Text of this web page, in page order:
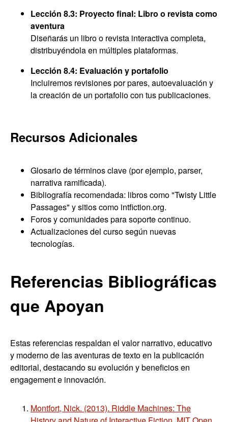
Lección 8.3: Proyecto final: Libro o revista como
aventura
Diseñarás un libro o revista interactiva completa,
distribuyéndola en múltiples plataformas.
Lección 8.4: Evaluación y portafolio
Incluiremos revisiones por pares, autoevaluación y
la creación de un portafolio con tus publicaciones.
Recursos Adicionales
Glosario de términos clave (por ejemplo, parser,
narrativa ramificada).
Bibliografía recomendada: libros como "Twisty Little
Passages" y sitios como intfiction.org.
Foros y comunidades para soporte continuo.
Actualizaciones del curso según nuevas
tecnologías.
Referencias Bibliográficas
que Apoyan
Estas referencias respaldan el valor narrativo, educativo
y moderno de las aventuras de texto en la publicación
editorial, destacando su evolución y beneficios en
engagement e innovación.
Montfort, Nick. (2013). Riddle Machines: The